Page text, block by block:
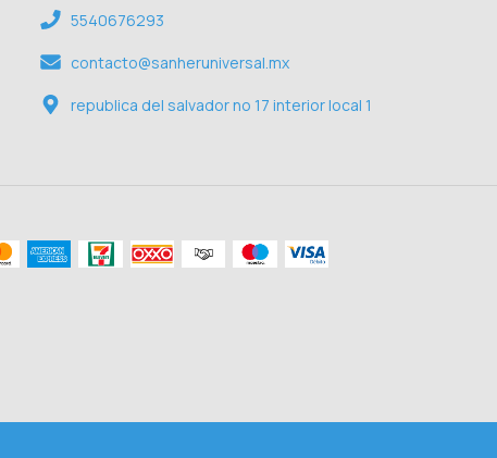
5540676293
contacto@sanheruniversal.mx
republica del salvador no 17 interior local 1